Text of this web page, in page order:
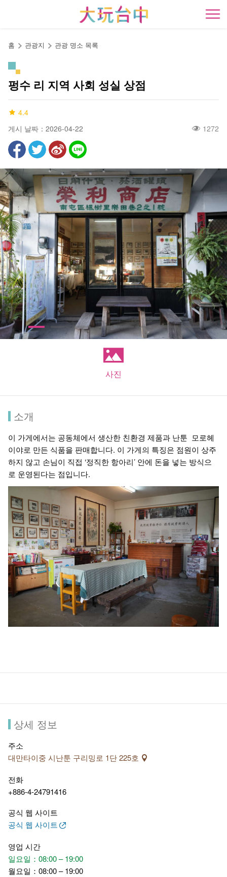
開
홈 관광지 관광 명소 목록
펑수 리 지역 사회 성실 상점
4.4
게시 날짜：2026-04-22
1272
사진
소개
이 가게에서는 공동체에서 생산한 친환경 제품과 난툰 모로헤
이야로 만든 식품을 판매합니다. 이 가게의 특징은 점원이 상주
하지 않고 손님이 직접 ‘정직한 항아리’ 안에 돈을 넣는 방식으
로 운영된다는 점입니다.
상세 정보
주소
대만타이중 시난툰 구리밍로 1단 225호
전화
+886-4-24791416
공식 웹 사이트
공식 웹 사이트
영업 시간
일요일：08:00 – 19:00
월요일：08:00 – 19:00